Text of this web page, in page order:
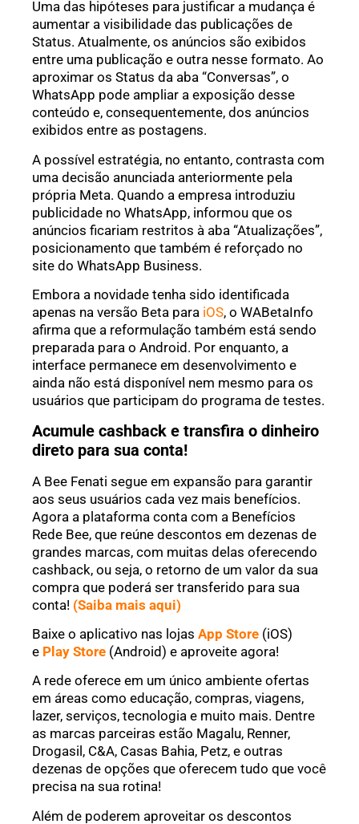
Uma das hipóteses para justificar a mudança é
aumentar a visibilidade das publicações de
Status. Atualmente, os anúncios são exibidos
entre uma publicação e outra nesse formato. Ao
aproximar os Status da aba “Conversas”, o
WhatsApp pode ampliar a exposição desse
conteúdo e, consequentemente, dos anúncios
exibidos entre as postagens.
A possível estratégia, no entanto, contrasta com
uma decisão anunciada anteriormente pela
própria Meta. Quando a empresa introduziu
publicidade no WhatsApp, informou que os
anúncios ficariam restritos à aba “Atualizações”,
posicionamento que também é reforçado no
site do WhatsApp Business.
Embora a novidade tenha sido identificada
apenas na versão Beta para iOS, o WABetaInfo
afirma que a reformulação também está sendo
preparada para o Android. Por enquanto, a
interface permanece em desenvolvimento e
ainda não está disponível nem mesmo para os
usuários que participam do programa de testes.
Acumule cashback e transfira o dinheiro
direto para sua conta!
A Bee Fenati segue em expansão para garantir
aos seus usuários cada vez mais benefícios.
Agora a plataforma conta com a Benefícios
Rede Bee, que reúne descontos em dezenas de
grandes marcas, com muitas delas oferecendo
cashback, ou seja, o retorno de um valor da sua
compra que poderá ser transferido para sua
conta! (Saiba mais aqui)
Baixe o aplicativo nas lojas App Store (iOS)
e Play Store (Android) e aproveite agora!
A rede oferece em um único ambiente ofertas
em áreas como educação, compras, viagens,
lazer, serviços, tecnologia e muito mais. Dentre
as marcas parceiras estão Magalu, Renner,
Drogasil, C&A, Casas Bahia, Petz, e outras
dezenas de opções que oferecem tudo que você
precisa na sua rotina!
Além de poderem aproveitar os descontos